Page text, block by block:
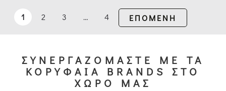
1 2 3 … 4 ΕΠΟΜΕΝΗ
ΣΥΝΕΡΓΑΖΟΜΑΣΤΕ ΜΕ ΤΑ
ΚΟΡΥΦΑΙΑ BRANDS ΣΤΟ
ΧΩΡΟ ΜΑΣ